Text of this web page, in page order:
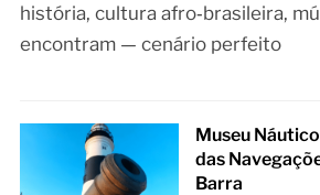
história, cultura afro‑brasileira,
encontram — cenário perfeito
Museu
das
Barra